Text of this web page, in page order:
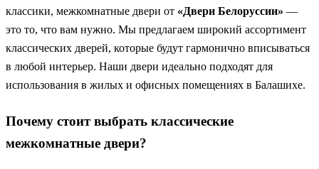
классики, межкомнатные двери от «Двери Белоруссии» —
это то, что вам нужно. Мы предлагаем широкий ассортимент
классических дверей, которые будут гармонично вписываться
в любой интерьер. Наши двери идеально подходят для
использования в жилых и офисных помещениях в Балашихе.
Почему стоит выбрать классические
межкомнатные двери?